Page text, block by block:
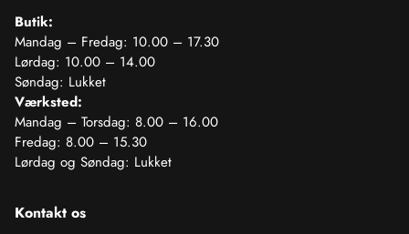
Butik:
Mandag – Fredag: 10.00 – 17.30
Lørdag: 10.00 – 14.00
Søndag: Lukket
Værksted:
Mandag – Torsdag: 8.00 – 16.00
Fredag: 8.00 – 15.30
Lørdag og Søndag: Lukket
Kontakt os